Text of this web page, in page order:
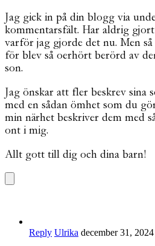
Jag gick in på din blogg via
kommentarsfält. Har aldrig
varför jag gjorde det nu. Men
för blev så oerhört berörd av
son.
Jag önskar att fler beskrev sina
med en sådan ömhet som du
min närhet beskriver dem med
ont i mig.
Allt gott till dig och dina barn!
Reply Ulrika december 31,